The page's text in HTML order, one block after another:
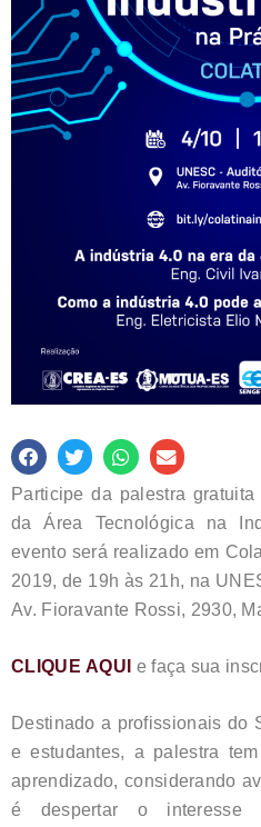
Participe da palestra
da Área Tecnológica na
evento será realizado em
2019, de 19h às 21h, na
Av. Fioravante Rossi, 2930,
CLIQUE AQUI e faça sua
Destinado a profissionais do
e estudantes, a palestra
aprendizado, considerando
é despertar o interesse